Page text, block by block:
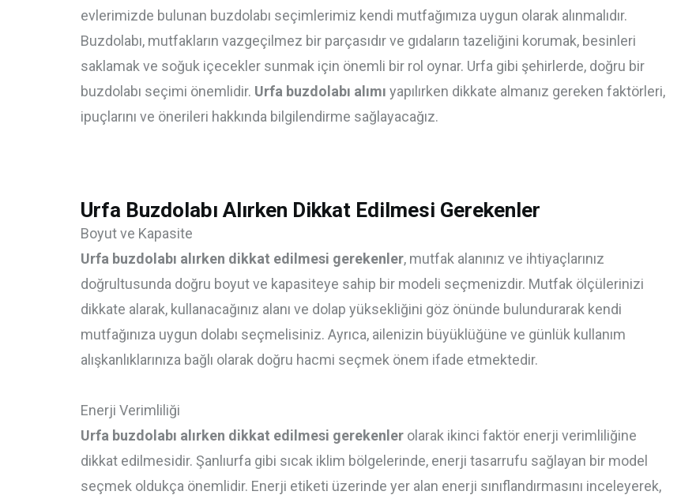
evlerimizde bulunan buzdolabı seçimlerimiz kendi mutfağımıza uygun olarak alınmalıdır.
Buzdolabı, mutfakların vazgeçilmez bir parçasıdır ve gıdaların tazeliğini korumak, besinleri
saklamak ve soğuk içecekler sunmak için önemli bir rol oynar. Urfa gibi şehirlerde, doğru bir
buzdolabı seçimi önemlidir. Urfa buzdolabı alımı yapılırken dikkate almanız gereken faktörleri,
ipuçlarını ve önerileri hakkında bilgilendirme sağlayacağız.
Urfa Buzdolabı Alırken Dikkat Edilmesi Gerekenler
Boyut ve Kapasite
Urfa buzdolabı alırken dikkat edilmesi gerekenler, mutfak alanınız ve ihtiyaçlarınız
doğrultusunda doğru boyut ve kapasiteye sahip bir modeli seçmenizdir. Mutfak ölçülerinizi
dikkate alarak, kullanacağınız alanı ve dolap yüksekliğini göz önünde bulundurarak kendi
mutfağınıza uygun dolabı seçmelisiniz. Ayrıca, ailenizin büyüklüğüne ve günlük kullanım
alışkanlıklarınıza bağlı olarak doğru hacmi seçmek önem ifade etmektedir.
Enerji Verimliliği
Urfa buzdolabı alırken dikkat edilmesi gerekenler olarak ikinci faktör enerji verimliliğine
dikkat edilmesidir. Şanlıurfa gibi sıcak iklim bölgelerinde, enerji tasarrufu sağlayan bir model
seçmek oldukça önemlidir. Enerji etiketi üzerinde yer alan enerji sınıflandırmasını inceleyerek,